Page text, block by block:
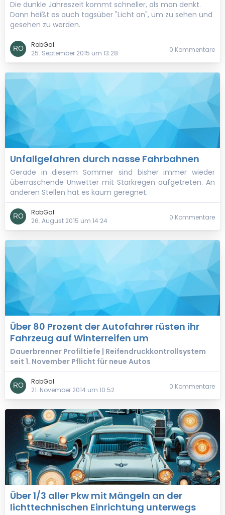
Die dunkle Jahreszeit kommt schneller, als man denkt.
Dann heißt es auch tagsüber "Licht an", um zu sehen und
gesehen zu werden.
RobGal
25. September 2015 um 13:28
0 Kommentare
Unfallgefahren durch nasse Fahrbahnen
Gerade in diesem Sommer sind bisher immer wieder
überraschende Unwetter mit Starkregen aufgetreten. An
anderen Stellen hat es kaum geregnet.
RobGal
26. August 2015 um 14:24
0 Kommentare
Über 80 Prozent der Autofahrer rüsten ihr
Fahrzeug auf Winterreifen um
Dauerbrenner Profiltiefe | Reifendruckkontrollsystem
seit 1. November Pflicht für neue Autos
RobGal
21. November 2014 um 10:52
0 Kommentare
Über 1/3 aller Pkw mit Mängeln an der
lichttechnischen Einrichtung unterwegs